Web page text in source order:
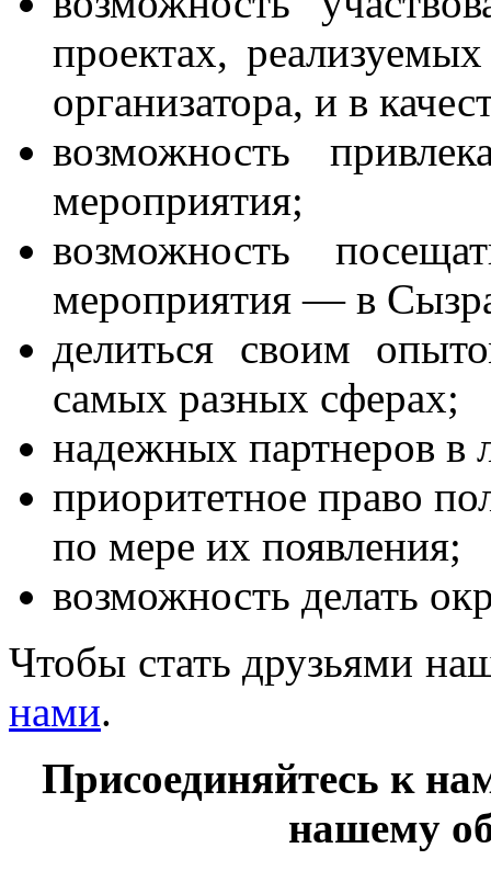
проектах,
организатора, и в
возможность
мероприятия;
возможность
мероприятия — в
делиться своим
самых разных сферах;
надежных партнеров в
приоритетное право
по мере их появления;
возможность делать
Чтобы стать друзьями
нами.
Присоединяйтесь к
нашему